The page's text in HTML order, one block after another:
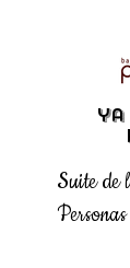
Suite
Personas